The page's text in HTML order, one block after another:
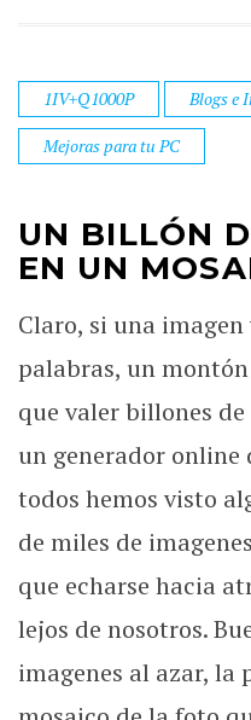
1IV+Q1000P Blogs e
Mejoras para tu PC
UN BILLÓN
EN UN
Claro, si una
palabras, un
que valer billones
un generador online
todos hemos visto
de miles de
que echarse hacia
lejos de nosotros.
imagenes al azar, la